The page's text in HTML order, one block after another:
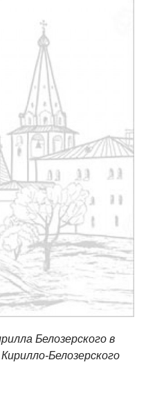
Белозерского в
Белозерского